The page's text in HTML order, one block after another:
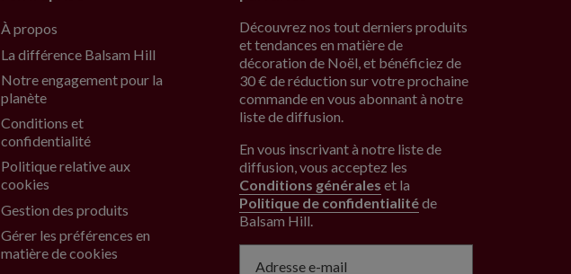
À propos
La différence Balsam Hill
Notre engagement pour la
planète
Conditions et
confidentialité
Politique relative aux
cookies
Gestion des produits
Gérer les préférences en
matière de cookies
Découvrez nos tout derniers produits
et tendances en matière de
décoration de Noël, et bénéficiez de
30 € de réduction sur votre prochaine
commande en vous abonnant à notre
liste de diffusion.
En vous inscrivant à notre liste de
diffusion, vous acceptez les
Conditions générales et la
Politique de confidentialitéde
Balsam Hill.